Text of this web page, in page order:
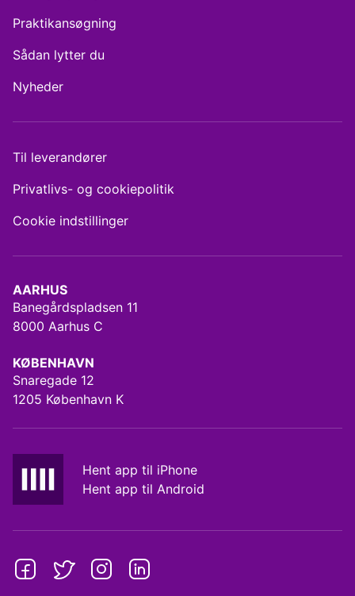
AARHUS
Banegårdspladsen 11
8000 Aarhus C
KØBENHAVN
Snaregade 12
1205 København K
Hent app til iPhone
Hent app til Android
Praktikansøgning
Sådan lytter du
Nyheder
Til leverandører
Privatlivs- og cookiepolitik
Cookie indstillinger